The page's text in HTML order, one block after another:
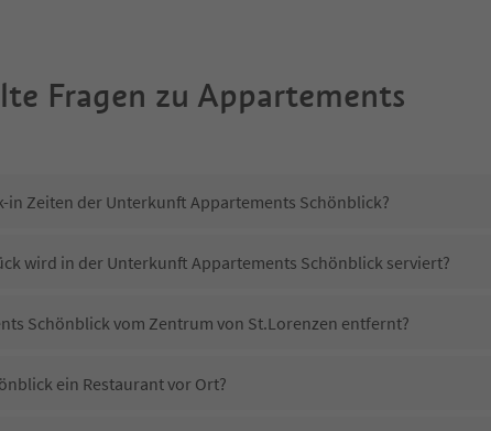
Fragen zu Appartements
in Zeiten der Unterkunft Appartements Schönblick?
wird in der Unterkunft Appartements Schönblick serviert?
Schönblick vom Zentrum von St.Lorenzen entfernt?
ein Restaurant vor Ort?